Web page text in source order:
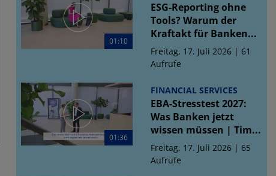
01:10
ESG-Reporting ohne
Tools? Warum der
Kraftakt für Banken...
Freitag, 17. Juli 2026 | 61
Aufrufe
01:36
FINANCIAL SERVICES
EBA-Stresstest 2027:
Was Banken jetzt
wissen müssen | Tim...
Freitag, 17. Juli 2026 | 65
Aufrufe